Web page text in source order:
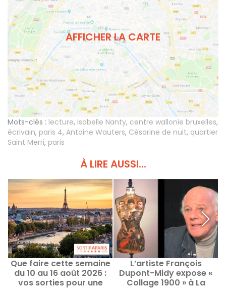
AFFICHER LA CARTE
Mots-clés : lecture, Isabelle Nanty, centre wallonie bruxelles,
écrivain, paris 4, Antoine Wauters, Césarine de nuit, quartier
Saint Merri, paris
À LIRE AUSSI...
Que faire cette semaine
du 10 au 16 août 2026 :
vos sorties pour une
L’artiste François
Dupont-Midy expose «
Collage 1900 » à La